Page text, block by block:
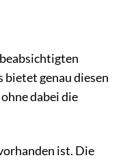
bietet genau diesen
dabei die
ist. Die